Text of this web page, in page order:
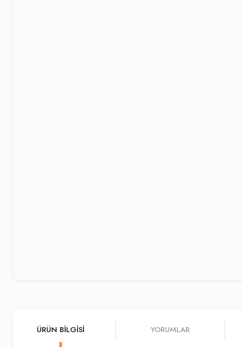
ÜRÜN BILGISI YORUMLAR